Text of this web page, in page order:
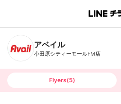
B
n
h
T
アベイル
小田原シティーモールFM店
Flyers(5)